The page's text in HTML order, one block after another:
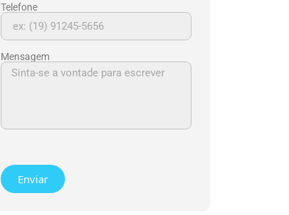
Telefone
Mensagem
Enviar